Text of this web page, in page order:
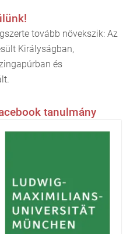
tovább növekszik: Az
Királyságban,
és
tanulmány